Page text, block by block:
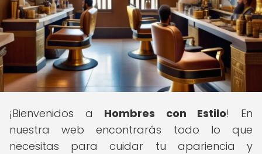
¡Bienvenidos a Hombres con Estilo! En
nuestra web encontrarás todo lo que
necesitas para cuidar tu apariencia y